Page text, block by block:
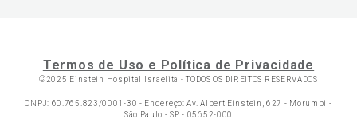
Termos de Uso e Política de Privacidade
©2025 Einstein Hospital Israelita -TODOS OS DIREITOS RESERVADOS
CNPJ: 60.765.823/0001-30 - Endereço: Av. Albert Einstein, 627 - Morumbi -
São Paulo - SP - 05652-000